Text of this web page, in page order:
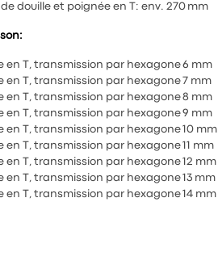
douille et poignée en T: env. 270 mm
en T, transmission par hexagone 6 mm
en T, transmission par hexagone 7 mm
en T, transmission par hexagone 8 mm
en T, transmission par hexagone 9 mm
en T, transmission par hexagone 10 mm
en T, transmission par hexagone 11 mm
en T, transmission par hexagone 12 mm
en T, transmission par hexagone 13 mm
en T, transmission par hexagone 14 mm